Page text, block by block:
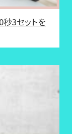
秒3セットを